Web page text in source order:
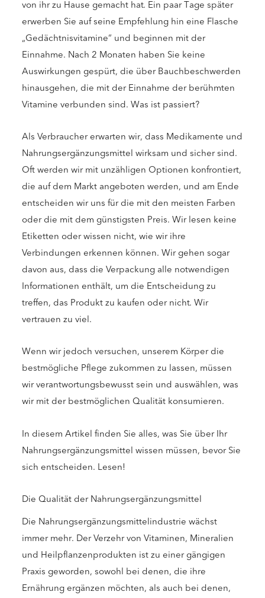
von ihr zu Hause gemacht hat. Ein paar Tage später
erwerben Sie auf seine Empfehlung hin eine Flasche
„Gedächtnisvitamine“ und beginnen mit der
Einnahme. Nach 2 Monaten haben Sie keine
Auswirkungen gespürt, die über Bauchbeschwerden
hinausgehen, die mit der Einnahme der berühmten
Vitamine verbunden sind. Was ist passiert?
Als Verbraucher erwarten wir, dass Medikamente und
Nahrungsergänzungsmittel wirksam und sicher sind.
Oft werden wir mit unzähligen Optionen konfrontiert,
die auf dem Markt angeboten werden, und am Ende
entscheiden wir uns für die mit den meisten Farben
oder die mit dem günstigsten Preis. Wir lesen keine
Etiketten oder wissen nicht, wie wir ihre
Verbindungen erkennen können. Wir gehen sogar
davon aus, dass die Verpackung alle notwendigen
Informationen enthält, um die Entscheidung zu
treffen, das Produkt zu kaufen oder nicht. Wir
vertrauen zu viel.
Wenn wir jedoch versuchen, unserem Körper die
bestmögliche Pflege zukommen zu lassen, müssen
wir verantwortungsbewusst sein und auswählen, was
wir mit der bestmöglichen Qualität konsumieren.
In diesem Artikel finden Sie alles, was Sie über Ihr
Nahrungsergänzungsmittel wissen müssen, bevor Sie
sich entscheiden. Lesen!
Die Qualität der Nahrungsergänzungsmittel
Die Nahrungsergänzungsmittelindustrie wächst
immer mehr. Der Verzehr von Vitaminen, Mineralien
und Heilpflanzenprodukten ist zu einer gängigen
Praxis geworden, sowohl bei denen, die ihre
Ernährung ergänzen möchten, als auch bei denen,